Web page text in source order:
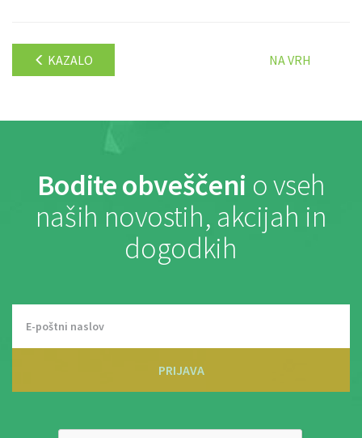
KAZALO NA VRH
Bodite obveščeni o vseh
naših novostih, akcijah in
dogodkih
PRIJAVA